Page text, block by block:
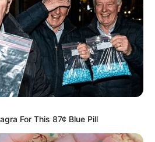
Advertisement